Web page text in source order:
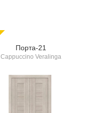
Порта-21
Cappuccino Veralinga